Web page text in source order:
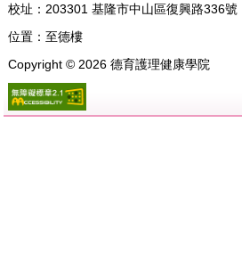
校址： 203301 基隆市中山區復興路336號
位置： 至德樓
Copyright © 2026德育護理健康學院